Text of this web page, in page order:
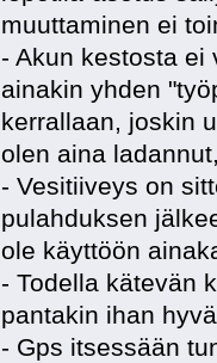
muuttaminen ei
- Akun kestosta ei
ainakin yhden
kerrallaan, joskin
olen aina
- Vesitiiveys on
pulahduksen
ole käyttöön
- Todella kätevän
pantakin ihan
- Gps itsessään